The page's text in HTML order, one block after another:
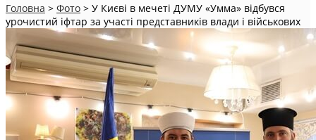
Головна > Фото > У Києві в мечеті ДУМУ «Умма» відбувся
урочистий іфтар за участі представників влади і військових